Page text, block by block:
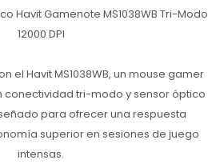
Havit Gamenote MS1038WB Tri-Modo
12000 DPI
el Havit MS1038WB, un mouse gamer
conectividad tri-modo y sensor óptico
para ofrecer una respuesta
superior en sesiones de juego
intensas.